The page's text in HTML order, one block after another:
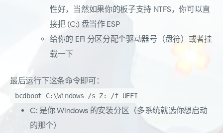
性好，当然如果你的板子支持 NTFS，你可以直
接把 (C:) 盘当作 ESP
给你的 EFI 分区分配个驱动器号（盘符）或者挂
载一下
最后运行下这条命令即可：
bcdboot C:\Windows /s Z: /f UEFI
C: 是你 Windows 的安装分区（多系统就选你想启动
的那个）